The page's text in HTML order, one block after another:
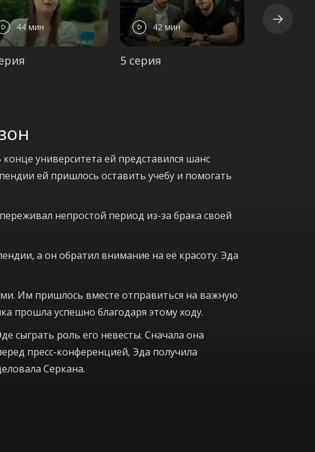
44 мин 42 мин
5 серия
университета ей представился шанс
ей пришлось оставить учебу и помогать
непростой период из-за брака своей
а он обратил внимание на её красоту. Эда
Им пришлось вместе отправиться на важную
прошла успешно благодаря этому ходу.
сыграть роль его невесты. Сначала она
пресс-конференцией, Эда получила
Серкана.